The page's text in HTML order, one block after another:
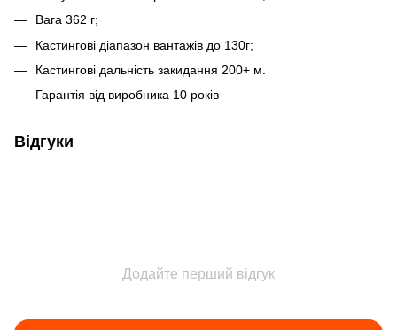
Вага 362 г;
Кастингові діапазон вантажів до 130г;
Кастингові дальність закидання 200+ м.
Гарантія від виробника 10 років
Відгуки
Додайте перший відгук